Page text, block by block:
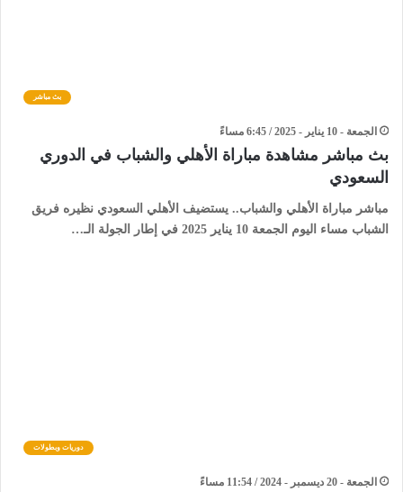
بث مباشر
الجمعة - 10 يناير - 2025 / 6:45 مساءً
بث مباشر مشاهدة مباراة الأهلي والشباب في الدوري
السعودي
مباشر مباراة الأهلي والشباب.. يستضيف الأهلي السعودي نظيره فريق
الشباب مساء اليوم الجمعة 10 يناير 2025 في إطار الجولة الـ…
دوريات وبطولات
الجمعة - 20 ديسمبر - 2024 / 11:54 مساءً